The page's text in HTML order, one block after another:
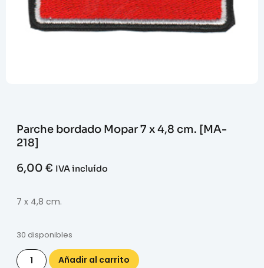
Parche bordado Mopar 7 x 4,8 cm. [MA-
218]
6,00 € IVA incluído
7 x 4,8 cm.
30 disponibles
Añadir al carrito